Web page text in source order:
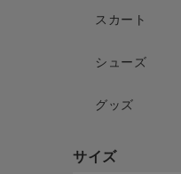
スカート
シューズ
グッズ
サイズ